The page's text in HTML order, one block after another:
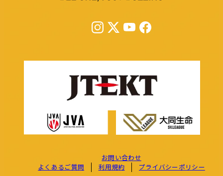
お問い合わせ
よくあるご質問
利用規約 プライバシーポリシー